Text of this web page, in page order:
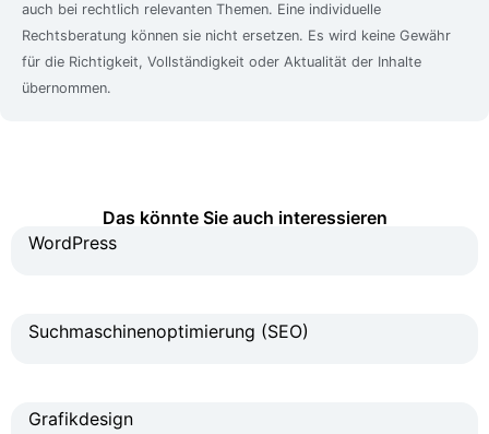
auch bei rechtlich relevanten Themen. Eine individuelle
Rechtsberatung können sie nicht ersetzen. Es wird keine Gewähr
für die Richtigkeit, Vollständigkeit oder Aktualität der Inhalte
übernommen.
Das könnte Sie auch interessieren
WordPress
Suchmaschinenoptimierung (SEO)
Grafikdesign